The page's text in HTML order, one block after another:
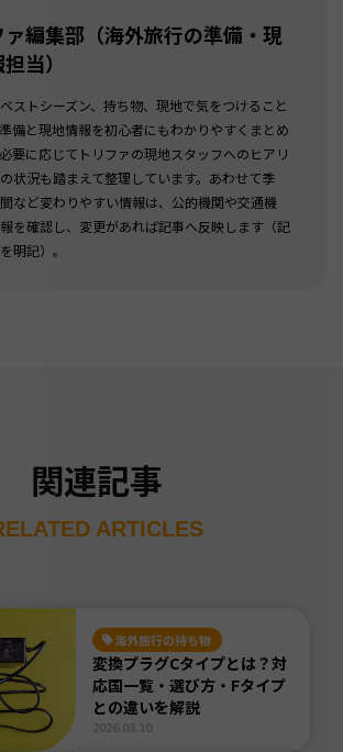
ァ編集部（海外旅行の準備・現
当）
ストシーズン、持ち物、現地で気をつけること
備と現地情報を初心者にもわかりやすくまとめ
要に応じてトリファの現地スタッフへのヒアリ
状況も踏まえて整理しています。あわせて季
など変わりやすい情報は、公的機関や交通機
を確認し、変更があれば記事へ反映します（記
明記）。
関連記事
ARTICLES
海外旅行の持ち物
変換プラグCタイプとは？対
応国一覧・選び方・Fタイプ
との違いを解説